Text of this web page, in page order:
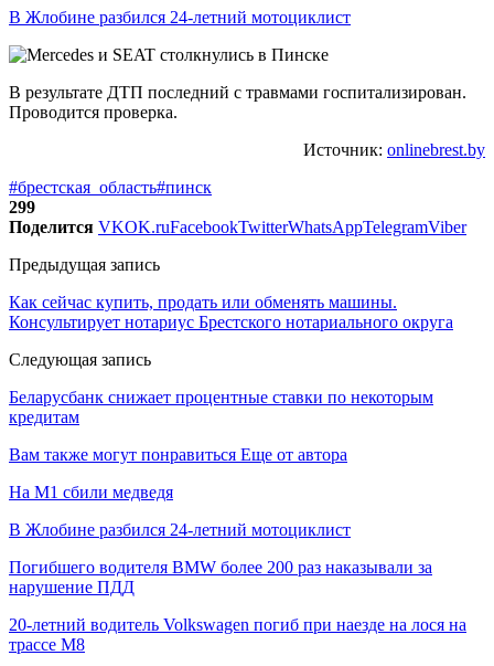
В Жлобине разбился 24-летний мотоциклист
В результате ДТП последний с травмами госпитализирован.
Проводится проверка.
Источник: onlinebrest.by
#брестская_область#пинск
299
Поделится VKOK.ruFacebookTwitterWhatsAppTelegramViber
Предыдущая запись
Как сейчас купить, продать или обменять машины.
Консультирует нотариус Брестского нотариального округа
Следующая запись
Беларусбанк снижает процентные ставки по некоторым
кредитам
Вам также могут понравиться Еще от автора
На М1 сбили медведя
В Жлобине разбился 24-летний мотоциклист
Погибшего водителя BMW более 200 раз наказывали за
нарушение ПДД
20-летний водитель Volkswagen погиб при наезде на лося на
трассе М8